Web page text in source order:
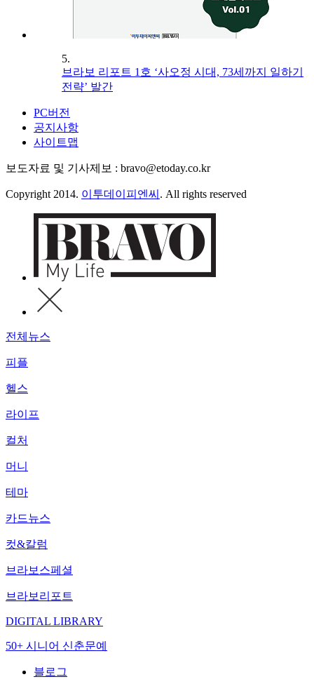
5.
브라보 리포트 1호 ‘사오정 시대, 73세까지 일하기
전략’ 발간
PC버전
공지사항
사이트맵
보도자료 및 기사제보 : bravo@etoday.co.kr
Copyright 2014. 이투데이피엔씨 . All rights reserved
전체뉴스
피플
헬스
라이프
컬처
머니
테마
카드뉴스
컷&칼럼
브라보스페셜
브라보리포트
DIGITAL LIBRARY
50+ 시니어 신춘문예
블로그